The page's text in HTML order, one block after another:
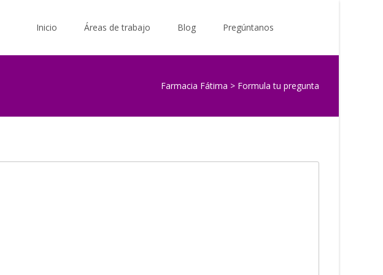
Inicio Áreas de trabajo Blog Pregúntanos
Farmacia Fátima > Formula tu pregunta